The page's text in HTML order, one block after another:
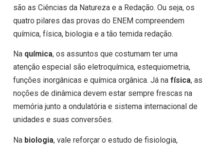
são as Ciências da Natureza e a Redação. Ou seja, os
quatro pilares das provas do ENEM compreendem
química, física, biologia e a tão temida redação.
Na química, os assuntos que costumam ter uma
atenção especial são eletroquímica, estequiometria,
funções inorgânicas e química orgânica. Já na física, as
noções de dinâmica devem estar sempre frescas na
memória junto a ondulatória e sistema internacional de
unidades e suas conversões.
Na biologia, vale reforçar o estudo de fisiologia,